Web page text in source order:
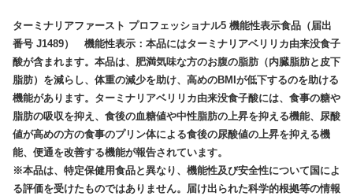
ターミナリアファースト プロフェッショナル5 機能性表示食品（届出
番号 J1489） 機能性表示：本品にはターミナリアベリリカ由来没食子
酸が含まれます。本品は、肥満気味な方のお腹の脂肪（内臓脂肪と皮下
脂肪）を減らし、体重の減少を助け、高めのBMIが低下するのを助ける
機能があります。ターミナリアベリリカ由来没食子酸には、食事の糖や
脂肪の吸収を抑え、食後の血糖値や中性脂肪の上昇を抑える機能、尿酸
値が高めの方の食事のプリン体による食後の尿酸値の上昇を抑える機
能、便通を改善する機能が報告されています。
※本品は、特定保健用食品と異なり、機能性及び安全性について国によ
る評価を受けたものではありません。届け出られた科学的根拠等の情報